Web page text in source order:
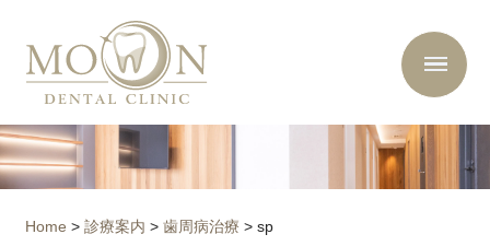
Home > 診療案内 > 歯周病治療 > sp